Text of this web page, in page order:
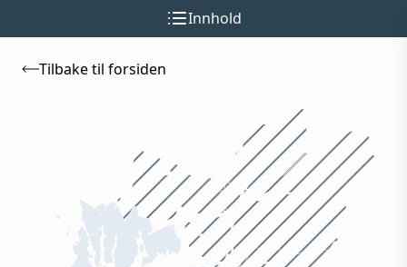
Tilbake til forsiden
Innhold